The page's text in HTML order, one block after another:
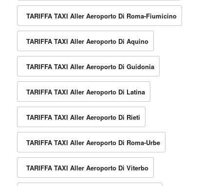
TARIFFA TAXI Aller Aeroporto Di Roma-Fiumicino
TARIFFA TAXI Aller Aeroporto Di Aquino
TARIFFA TAXI Aller Aeroporto Di Guidonia
TARIFFA TAXI Aller Aeroporto Di Latina
TARIFFA TAXI Aller Aeroporto Di Rieti
TARIFFA TAXI Aller Aeroporto Di Roma-Urbe
TARIFFA TAXI Aller Aeroporto Di Viterbo